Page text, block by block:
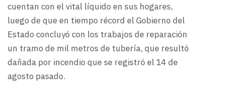
cuentan con el vital líquido en sus hogares,
luego de que en tiempo récord el Gobierno del
Estado concluyó con los trabajos de reparación
un tramo de mil metros de tubería, que resultó
dañada por incendio que se registró el 14 de
agosto pasado.